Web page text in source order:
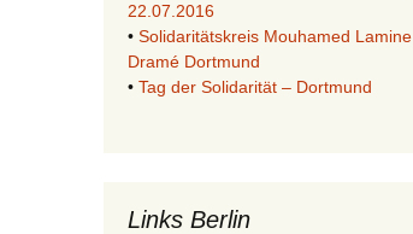
22.07.2016
• Solidaritätskreis Mouhamed Lamine
Dramé Dortmund
• Tag der Solidarität – Dortmund
Links Berlin